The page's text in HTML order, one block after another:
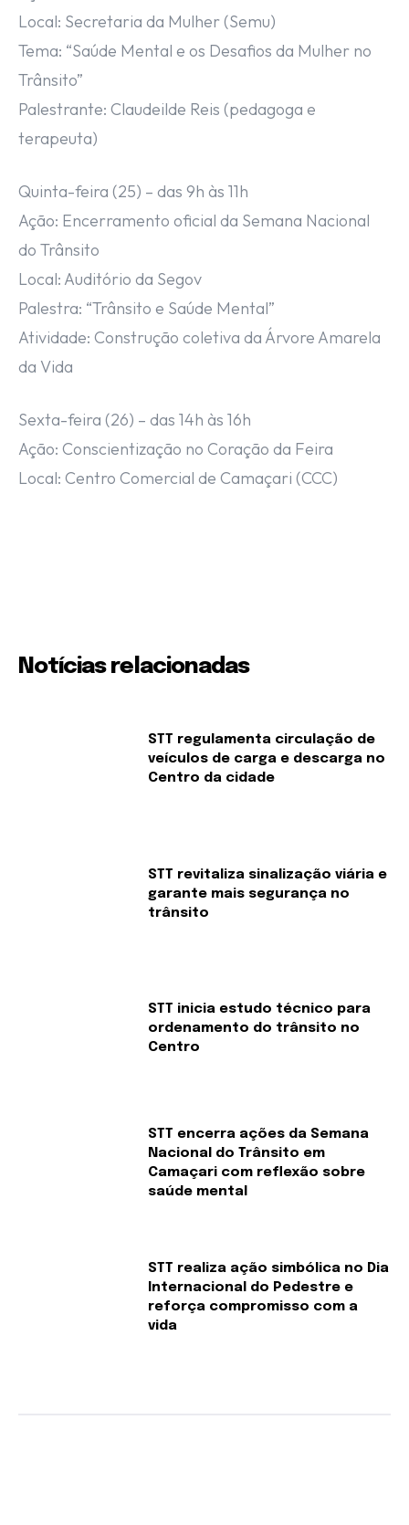
Local: Secretaria da Mulher (Semu)
Tema: “Saúde Mental e os Desafios da Mulher no
Trânsito”
Palestrante: Claudeilde Reis (pedagoga e
terapeuta)
Quinta-feira (25) – das 9h às 11h
Ação: Encerramento oficial da Semana Nacional
do Trânsito
Local: Auditório da Segov
Palestra: “Trânsito e Saúde Mental”
Atividade: Construção coletiva da Árvore Amarela
da Vida
Sexta-feira (26) – das 14h às 16h
Ação: Conscientização no Coração da Feira
Local: Centro Comercial de Camaçari (CCC)
Notícias relacionadas
STT regulamenta circulação de
veículos de carga e descarga no
Centro da cidade
STT revitaliza sinalização viária e
garante mais segurança no
trânsito
STT inicia estudo técnico para
ordenamento do trânsito no
Centro
STT encerra ações da Semana
Nacional do Trânsito em
Camaçari com reflexão sobre
saúde mental
STT realiza ação simbólica no Dia
Internacional do Pedestre e
reforça compromisso com a
vida